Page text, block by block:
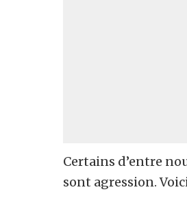
Certains d’entre
sont agression.